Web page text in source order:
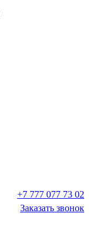
+7 777 077 73 02
Заказать звонок